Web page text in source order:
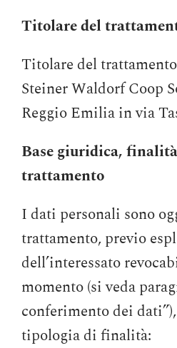
Titolare del
Titolare del
Steiner Waldorf Coop
Reggio Emilia in via
Base giuridica,
trattamento
I dati personali sono
trattamento, previo
dell’interessato
momento (si veda
conferimento dei
tipologia di finalità: